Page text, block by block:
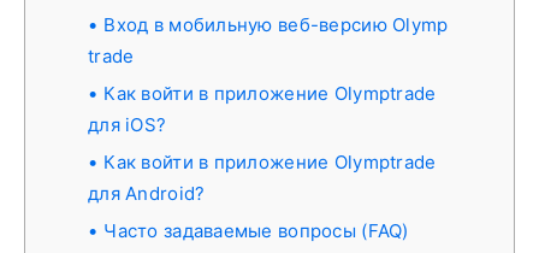
Вход в мобильную веб-версию Olymp
trade
Как войти в приложение Olymptrade
для iOS?
Как войти в приложение Olymptrade
для Android?
Часто задаваемые вопросы (FAQ)